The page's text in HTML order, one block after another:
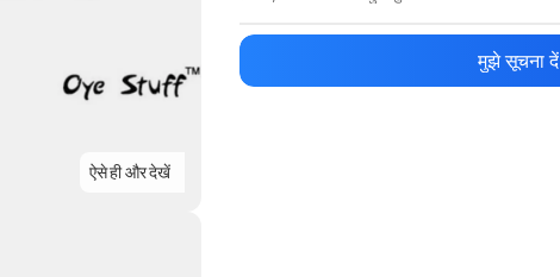
ऐसे ही और देखें
Show More
मुझे सूचना दें